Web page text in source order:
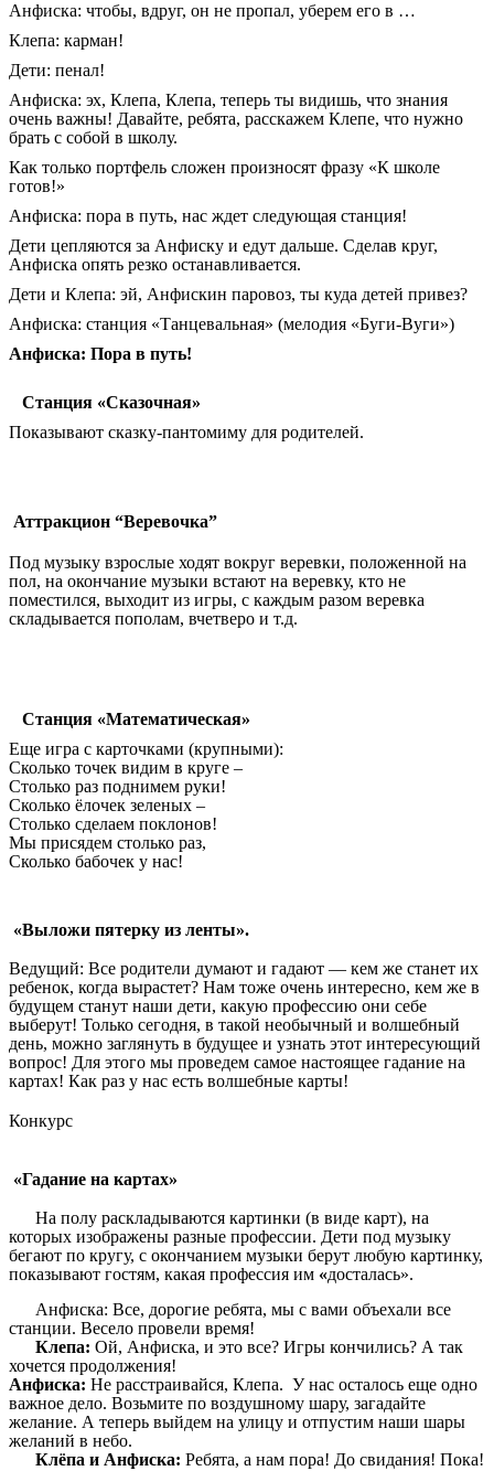
Анфиска: чтобы, вдруг, он не пропал, уберем его в …
Клепа: карман!
Дети: пенал!
Анфиска: эх, Клепа, Клепа, теперь ты видишь, что знания
очень важны! Давайте, ребята, расскажем Клепе, что нужно
брать с собой в школу.
Как только портфель сложен произносят фразу «К школе
готов!»
Анфиска: пора в путь, нас ждет следующая станция!
Дети цепляются за Анфиску и едут дальше. Сделав круг,
Анфиска опять резко останавливается.
Дети и Клепа: эй, Анфискин паровоз, ты куда детей привез?
Анфиска: станция «Танцевальная» (мелодия «Буги-Вуги»)
Анфиска: Пора в путь!
Станция «Сказочная»
Показывают сказку-пантомиму для родителей.
Аттракцион “Веревочка”
Под музыку взрослые ходят вокруг веревки, положенной на
пол, на окончание музыки встают на веревку, кто не
поместился, выходит из игры, с каждым разом веревка
складывается пополам, вчетверо и т.д.
Станция «Математическая»
Еще игра с карточками (крупными):
Сколько точек видим в круге –
Столько раз поднимем руки!
Сколько ёлочек зеленых –
Столько сделаем поклонов!
Мы присядем столько раз,
Сколько бабочек у нас!
«Выложи пятерку из ленты».
Ведущий: Все родители думают и гадают — кем же станет их
ребенок, когда вырастет? Нам тоже очень интересно, кем же в
будущем станут наши дети, какую профессию они себе
выберут! Только сегодня, в такой необычный и волшебный
день, можно заглянуть в будущее и узнать этот интересующий
вопрос! Для этого мы проведем самое настоящее гадание на
картах! Как раз у нас есть волшебные карты!
Конкурс
«Гадание на картах»
На полу раскладываются картинки (в виде карт), на
которых изображены разные профессии. Дети под музыку
бегают по кругу, с окончанием музыки берут любую картинку,
показывают гостям, какая профессия им «досталась».
Анфиска: Все, дорогие ребята, мы с вами объехали все
станции. Весело провели время!
Клепа: Ой, Анфиска, и это все? Игры кончились? А так
хочется продолжения!
Анфиска: Не расстраивайся, Клепа. У нас осталось еще одно
важное дело. Возьмите по воздушному шару, загадайте
желание. А теперь выйдем на улицу и отпустим наши шары
желаний в небо.
Клёпа и Анфиска: Ребята, а нам пора! До свидания! Пока!